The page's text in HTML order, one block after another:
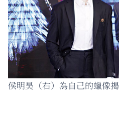
侯明昊（右）為自己的蠟像